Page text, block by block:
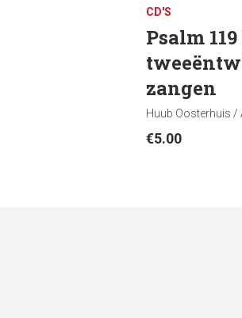
CD'S
Psalm
zangen
Huub Oosterhuis /
€5.00